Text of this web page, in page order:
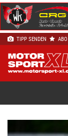
TIPP SENDEN ABO